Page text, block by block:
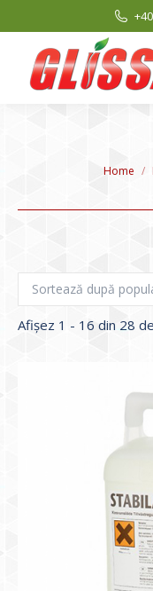
You
Home
Afișez 1 - 16 din 28